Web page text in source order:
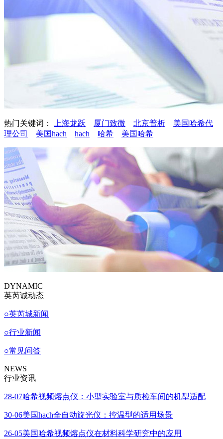
热门关键词： 上海龙跃 厦门致微 北京普析
美国哈希代
理公司
美国hach hach 哈希 美国哈希
DYNAMIC
英芮诚动态
○英芮城新闻
○行业新闻
○常见问答
NEWS
行业资讯
28-07哈希视频熔点仪：小型实验室与质检车间的机型适配
30-06美国hach全自动旋光仪：控温型的适用场景
26-05美国哈希视频熔点仪在材料科学研究中的应用